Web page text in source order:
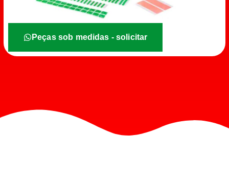
Peças sob medidas - solicitar